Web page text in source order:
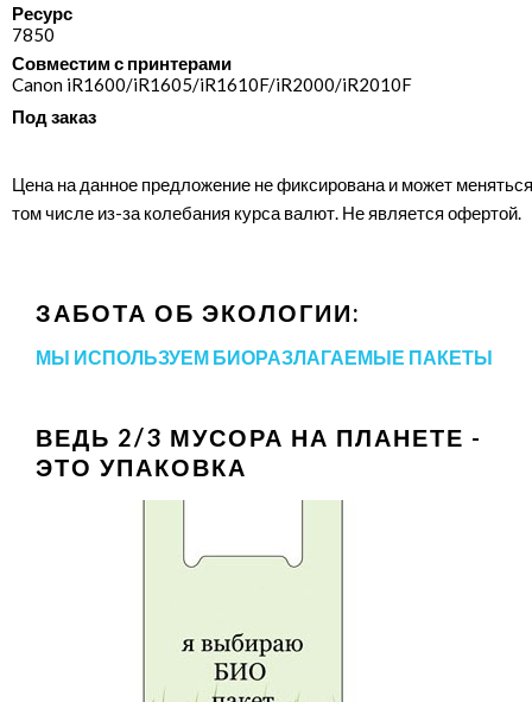
Ресурс
7850
Совместим с принтерами
Canon iR1600/​iR1605/​iR1610F/​iR2000/​iR2010F
Под заказ
Цена на данное предложение не фиксирована и может
том числе из-за колебания курса валют. Не является офертой.
ЗАБОТА ОБ ЭКОЛОГИИ:
МЫ ИСПОЛЬЗУЕМ БИОРАЗЛАГАЕМЫЕ ПАКЕТЫ
ВЕДЬ 2/3 МУСОРА НА ПЛАНЕТЕ -
ЭТО УПАКОВКА